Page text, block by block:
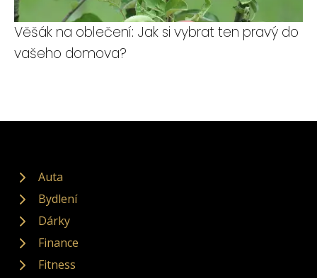
Věšák na oblečení: Jak si vybrat ten pravý do
vašeho domova?
Auta
Bydlení
Dárky
Finance
Fitness